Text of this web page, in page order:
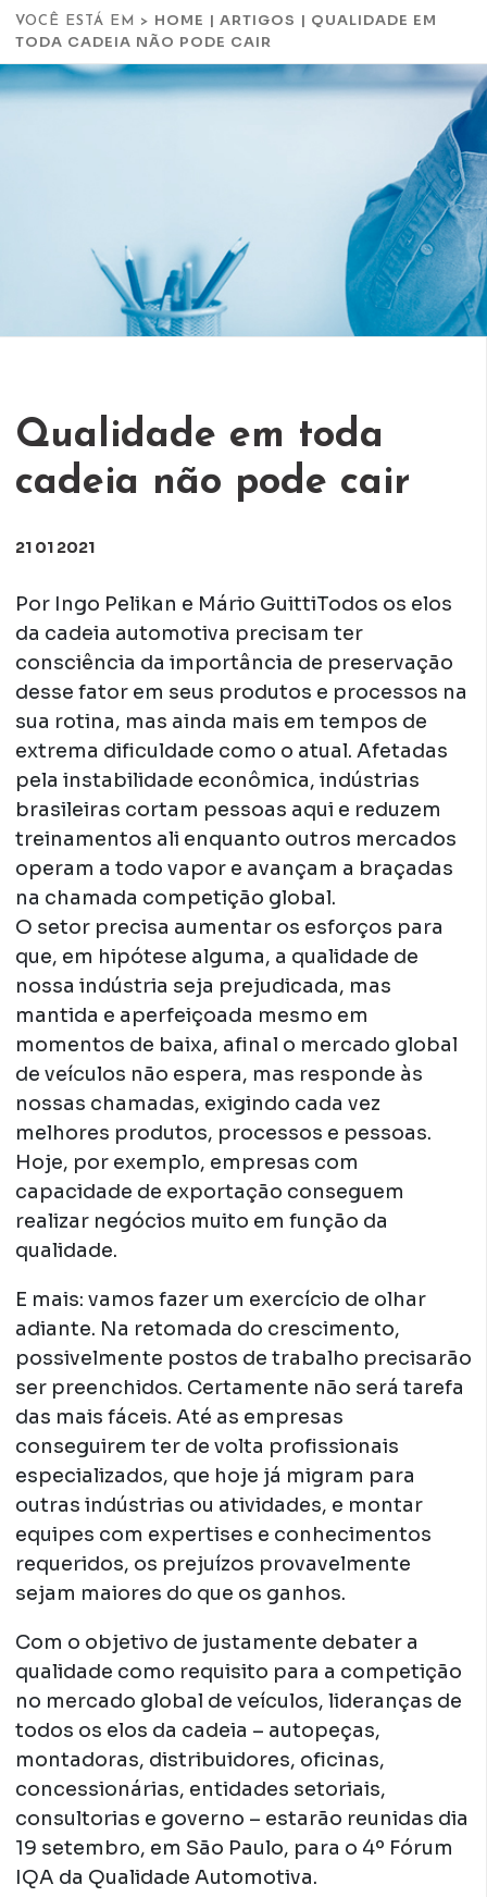
VOCÊ ESTÁ EM > HOME | ARTIGOS | QUALIDADE EM
TODA CADEIA NÃO PODE CAIR
Qualidade em toda
cadeia não pode cair
21 01 2021
Por Ingo Pelikan e Mário GuittiTodos os elos
da cadeia automotiva precisam ter
consciência da importância de preservação
desse fator em seus produtos e processos na
sua rotina, mas ainda mais em tempos de
extrema dificuldade como o atual. Afetadas
pela instabilidade econômica, indústrias
brasileiras cortam pessoas aqui e reduzem
treinamentos ali enquanto outros mercados
operam a todo vapor e avançam a braçadas
na chamada competição global.
O setor precisa aumentar os esforços para
que, em hipótese alguma, a qualidade de
nossa indústria seja prejudicada, mas
mantida e aperfeiçoada mesmo em
momentos de baixa, afinal o mercado global
de veículos não espera, mas responde às
nossas chamadas, exigindo cada vez
melhores produtos, processos e pessoas.
Hoje, por exemplo, empresas com
capacidade de exportação conseguem
realizar negócios muito em função da
qualidade.
E mais: vamos fazer um exercício de olhar
adiante. Na retomada do crescimento,
possivelmente postos de trabalho precisarão
ser preenchidos. Certamente não será tarefa
das mais fáceis. Até as empresas
conseguirem ter de volta profissionais
especializados, que hoje já migram para
outras indústrias ou atividades, e montar
equipes com expertises e conhecimentos
requeridos, os prejuízos provavelmente
sejam maiores do que os ganhos.
Com o objetivo de justamente debater a
qualidade como requisito para a competição
no mercado global de veículos, lideranças de
todos os elos da cadeia – autopeças,
montadoras, distribuidores, oficinas,
concessionárias, entidades setoriais,
consultorias e governo – estarão reunidas dia
19 setembro, em São Paulo, para o 4º Fórum
IQA da Qualidade Automotiva.